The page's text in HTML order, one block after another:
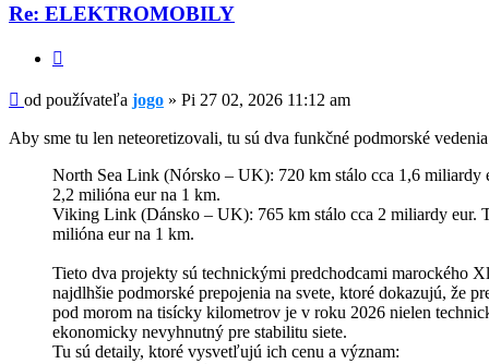
Re: ELEKTROMOBILY
Príspevok
od používateľa jogo » Pi 27 02, 2026 11:12 am
Aby sme tu len neteoretizovali, tu sú dva funkčné podmorské
North Sea Link (Nórsko – UK): 720 km stálo cca 1,6 miliardy
2,2 milióna eur na 1 km.
Viking Link (Dánsko – UK): 765 km stálo cca 2 miliardy eur.
milióna eur na 1 km.
Tieto dva projekty sú technickými predchodcami marockého
najdlhšie podmorské prepojenia na svete, ktoré dokazujú, že
pod morom na tisícky kilometrov je v roku 2026 nielen
ekonomicky nevyhnutný pre stabilitu siete.
Tu sú detaily, ktoré vysvetľujú ich cenu a význam: